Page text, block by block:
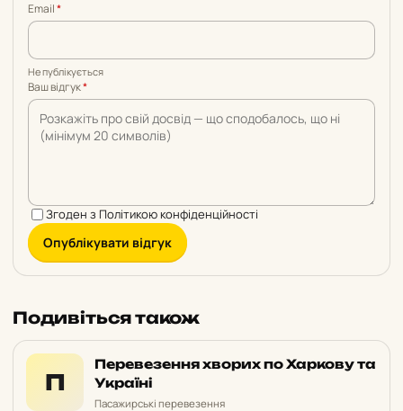
Email*
Не публікується
Ваш відгук*
Згоден з Політикою конфіденційності
Опублікувати відгук
Подивіться також
П
Перевезення хворих по Харкову та
Україні
Пасажирські перевезення